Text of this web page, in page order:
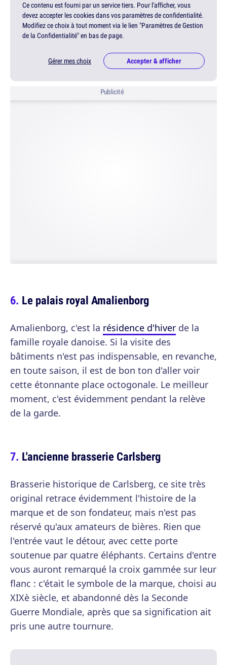
Ce contenu est fourni par un service tiers. Pour l'afficher, vous
devez accepter les cookies dans vos paramètres de confidentialité.
Modifiez ce choix à tout moment via le lien "Paramètres de Gestion
de la Confidentialité" en bas de page.
Gérer mes choix Accepter & afficher
Publicité
Le palais royal Amalienborg
Amalienborg, c'est la résidence d'hiver de la
famille royale danoise. Si la visite des
bâtiments n'est pas indispensable, en revanche,
en toute saison, il est de bon ton d'aller voir
cette étonnante place octogonale. Le meilleur
moment, c'est évidemment pendant la relève
de la garde.
L'ancienne brasserie Carlsberg
Brasserie historique de Carlsberg, ce site très
original retrace évidemment l'histoire de la
marque et de son fondateur, mais n'est pas
réservé qu'aux amateurs de bières. Rien que
l'entrée vaut le détour, avec cette porte
soutenue par quatre éléphants. Certains d'entre
vous auront remarqué la croix gammée sur leur
flanc : c'était le symbole de la marque, choisi au
XIXè siècle, et abandonné dès la Seconde
Guerre Mondiale, après que sa signification ait
pris une autre tournure.